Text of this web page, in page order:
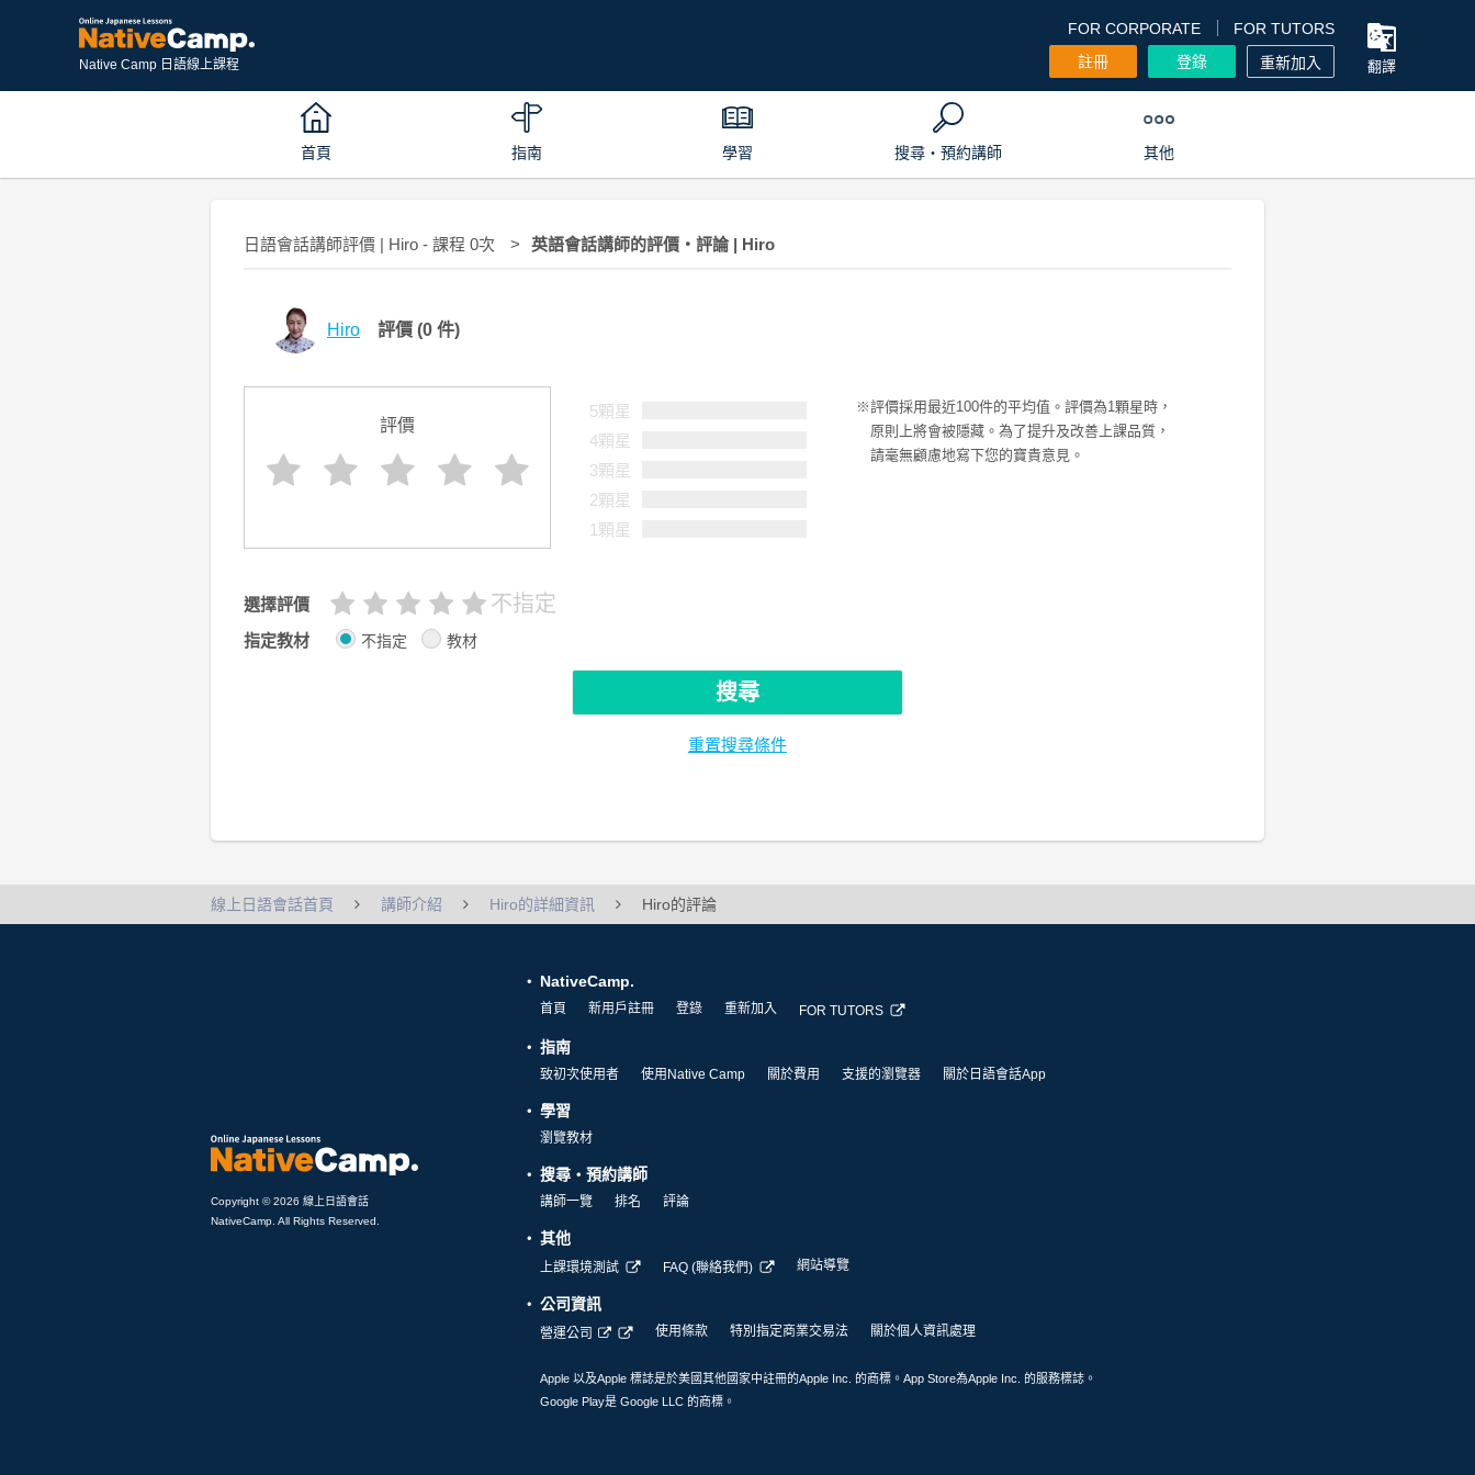
Native Camp 日語線上課程
FOR CORPORATE
FOR TUTORS
註冊
登錄 重新加入 翻譯
首頁 指南 學習 搜尋・預約講師 其他
日語會話講師評價 | Hiro - 課程 0次 英語會話講師的評價・評論 | Hiro
Hiro 評價 (0 件)
評價
5顆星
4顆星
3顆星
2顆星
1顆星
評價採用最近100件的平均值。評價為1顆星時，
原則上將會被隱藏。為了提升及改善上課品質，
請毫無顧慮地寫下您的寶貴意見。
選擇評價 不指定
指定教材 不指定 教材
搜尋
重置搜尋條件
線上日語會話首頁 講師介紹 Hiro的詳細資訊 Hiro的評論
Copyright © 2026 線上日語會話
NativeCamp. All Rights Reserved.
NativeCamp.
首頁 新用戶註冊 登錄 重新加入 FOR TUTORS
指南
致初次使用者 使用Native Camp 關於費用 支援的瀏覽器 關於日語會話App
學習
瀏覽教材
搜尋・預約講師
講師一覽 排名 評論
其他
上課環境測試 FAQ (聯絡我們) 網站導覽
公司資訊
營運公司 使用條款 特別指定商業交易法 關於個人資訊處理
Apple 以及Apple 標誌是於美國其他國家中註冊的Apple Inc. 的商標。App Store為Apple Inc. 的服務標誌。
Google Play是 Google LLC 的商標。